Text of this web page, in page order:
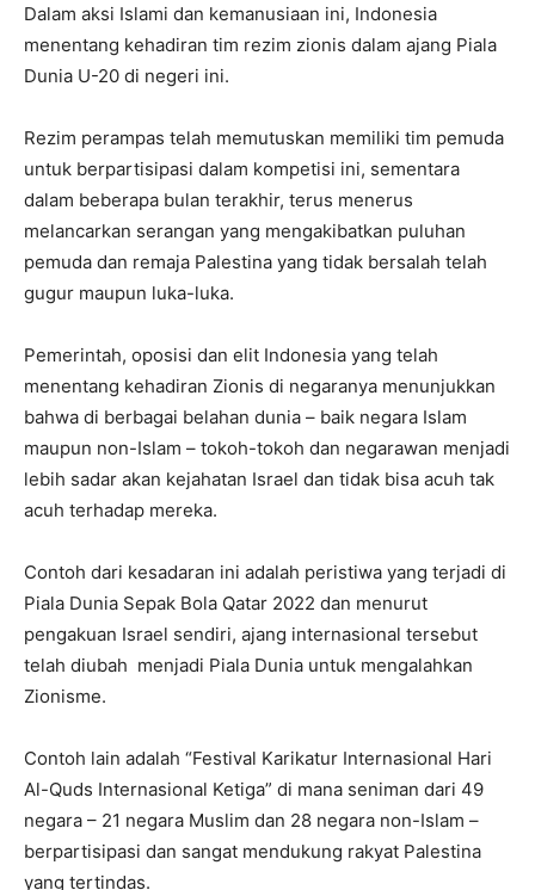
Dalam aksi Islami dan kemanusiaan ini, Indonesia
menentang kehadiran tim rezim zionis dalam ajang Piala
Dunia U-20 di negeri ini.
Rezim perampas telah memutuskan memiliki tim pemuda
untuk berpartisipasi dalam kompetisi ini, sementara
dalam beberapa bulan terakhir, terus menerus
melancarkan serangan yang mengakibatkan puluhan
pemuda dan remaja Palestina yang tidak bersalah telah
gugur maupun luka-luka.
Pemerintah, oposisi dan elit Indonesia yang telah
menentang kehadiran Zionis di negaranya menunjukkan
bahwa di berbagai belahan dunia – baik negara Islam
maupun non-Islam – tokoh-tokoh dan negarawan menjadi
lebih sadar akan kejahatan Israel dan tidak bisa acuh tak
acuh terhadap mereka.
Contoh dari kesadaran ini adalah peristiwa yang terjadi di
Piala Dunia Sepak Bola Qatar 2022 dan menurut
pengakuan Israel sendiri, ajang internasional tersebut
telah diubah menjadi Piala Dunia untuk mengalahkan
Zionisme.
Contoh lain adalah “Festival Karikatur Internasional Hari
Al-Quds Internasional Ketiga” di mana seniman dari 49
negara – 21 negara Muslim dan 28 negara non-Islam –
berpartisipasi dan sangat mendukung rakyat Palestina
yang tertindas.